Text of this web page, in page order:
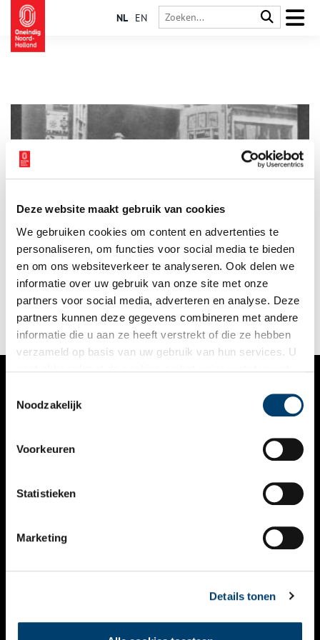
Deze website maakt gebruik van cookies
We gebruiken cookies om content en advertenties te
personaliseren, om functies voor social media te bieden
en om ons websiteverkeer te analyseren. Ook delen we
informatie over uw gebruik van onze site met onze
partners voor social media, adverteren en analyse. Deze
partners kunnen deze gegevens combineren met andere
informatie die u aan ze heeft verstrekt of die ze hebben
verzameld op basis van uw gebruik van hun services. U
Noodzakelijk
Voorkeuren
Statistieken
Marketing
Details tonen
NL EN
Dat had kroonprins Wilhelm nooit gedacht. Dat hij als balling
op een afgelegen eiland in de Waddenzee hoefijzers zou
smeden. De playboy die in de Eerste Wereldoorlog liever
achter de dames aan zat dan zijn troepen aan te voeren. Bij
smid Luijt aan de Nieuwstraat in Hippolytushoef ging de
kroonprins in de leer. Uit verveling.
VERHALEN
KALENDER
THEMA’S
VIDEO’S
CONTACT